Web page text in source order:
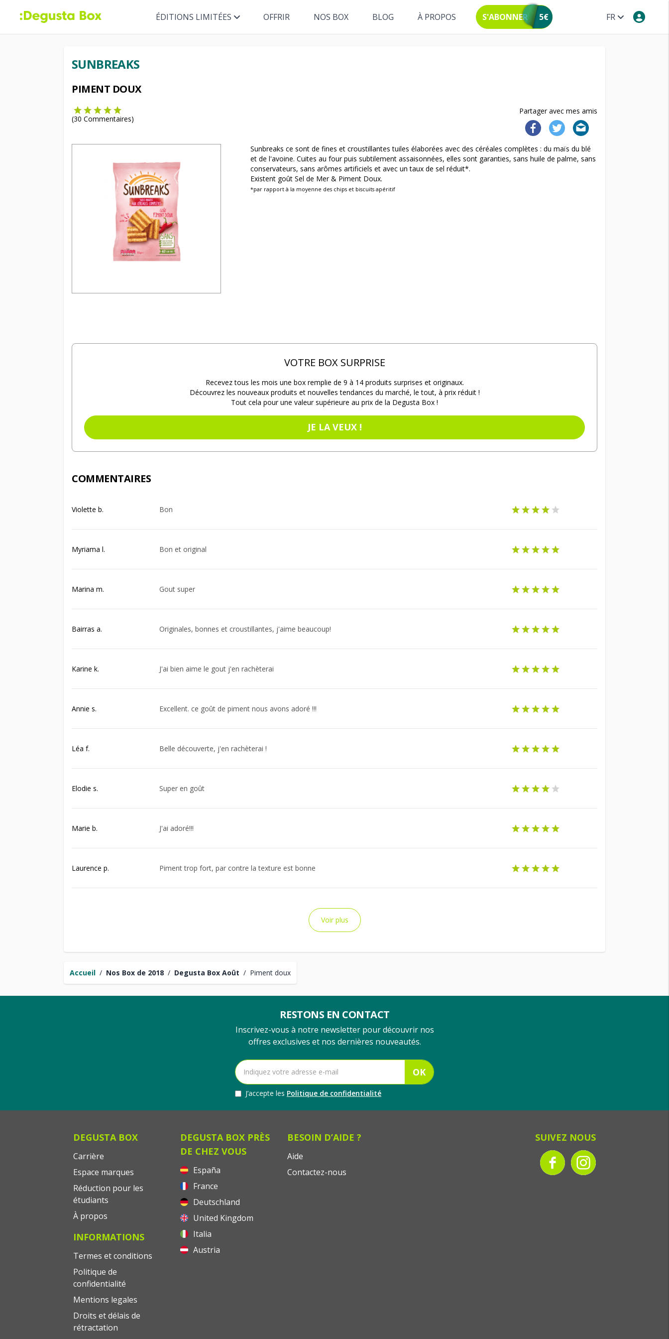
FR
ÉDITIONS LIMITÉES OFFRIR NOS BOX BLOG À PROPOS S'ABONNER 5€
Accueil / Nos Box de 2018 / Degusta Box Août / Piment doux
SUNBREAKS
PIMENT DOUX
Partager avec mes amis
(30 Commentaires)
Sunbreaks ce sont de fines et croustillantes tuiles élaborées avec des céréales complètes : du maïs du blé
et de l'avoine. Cuites au four puis subtilement assaisonnées, elles sont garanties, sans huile de palme, sans
conservateurs, sans arômes artificiels et avec un taux de sel réduit*.
Existent goût Sel de Mer & Piment Doux.
*par rapport à la moyenne des chips et biscuits apéritif
VOTRE BOX SURPRISE
Recevez tous les mois une box remplie de 9 à 14 produits surprises et originaux.
Découvrez les nouveaux produits et nouvelles tendances du marché, le tout, à prix réduit !
Tout cela pour une valeur supérieure au prix de la Degusta Box !
JE LA VEUX !
COMMENTAIRES
Violette b. Bon
Myriama l. Bon et original
Marina m. Gout super
Bairras a. Originales, bonnes et croustillantes, j'aime beaucoup!
Karine k. J'ai bien aime le gout j'en rachèterai
Annie s. Excellent. ce goût de piment nous avons adoré !!!
Léa f. Belle découverte, j'en rachèterai !
Elodie s. Super en goût
Marie b. J'ai adoré!!!
Laurence p. Piment trop fort, par contre la texture est bonne
Voir plus
RESTONS EN CONTACT
Inscrivez-vous à notre newsletter pour découvrir nos
offres exclusives et nos dernières nouveautés.
OK
J’accepte les Politique de confidentialité
DEGUSTA BOX
Carrière
Espace marques
Réduction pour les
étudiants
À propos
INFORMATIONS
Termes et conditions
Politique de
confidentialité
Mentions legales
Droits et délais de
rétractation
DEGUSTA BOX PRÈS
DE CHEZ VOUS
España
France
Deutschland
United Kingdom
Italia
Austria
BESOIN D’AIDE ?
Aide
Contactez-nous
SUIVEZ NOUS